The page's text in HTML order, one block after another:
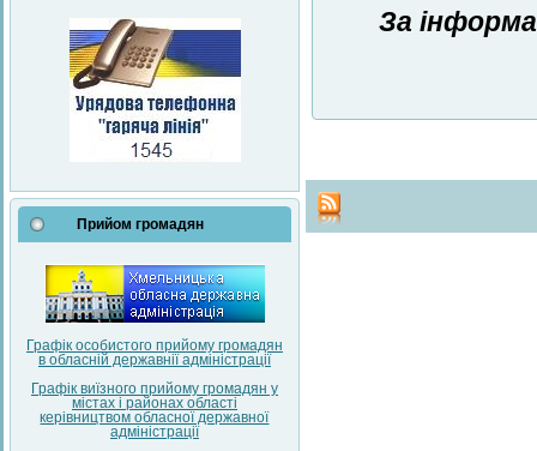
Прийом громадян
Графік особистого прийому громадян
в обласній державнії адміністрації
Графік виїзного прийому громадян у
містах і районах області
керівництвом обласної державної
адміністрації
За